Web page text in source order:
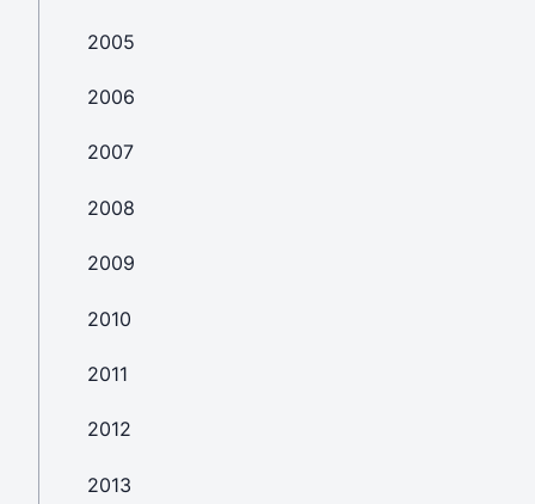
2005
2006
2007
2008
2009
2010
2011
2012
2013